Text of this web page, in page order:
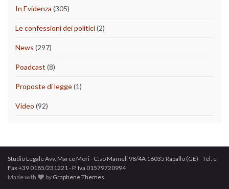
In Evidenza (305)
Le confessioni dei politici(2)
News (297)
Poadcast (8)
Proposte di legge(1)
Video (92)
Studio Legale Avv. Marco Mori - C.so Mameli 98/4A 16035 Rapallo (GE) - Tel. e
Fax +39 0185/231221 - P. Iva 01579720994
Made with
by Graphene Themes.